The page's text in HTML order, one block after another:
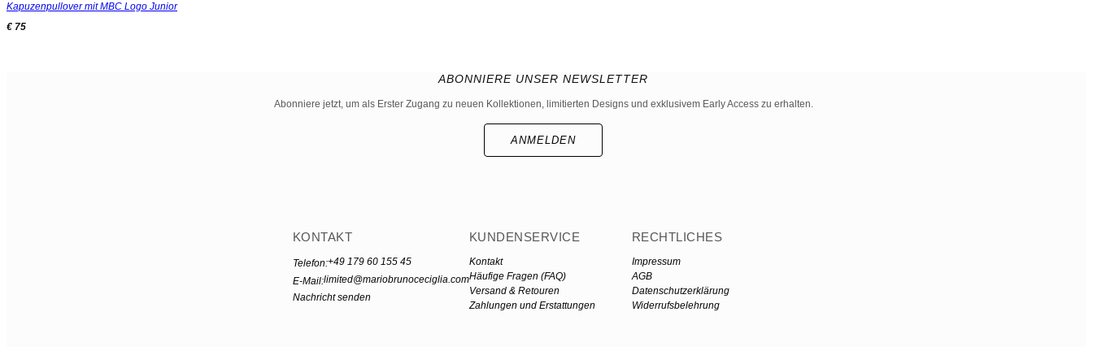
Kapuzenpullover mit MBC Logo Junior
€ 75
ABONNIERE UNSER NEWSLETTER
Abonniere jetzt, um als Erster Zugang zu neuen Kollektionen, limitierten Designs und exklusivem Early Access zu erhalten.
ANMELDEN
KONTAKT
Telefon:+49 179 60 155 45
E-Mail:limited@mariobrunoceciglia.com
Nachricht senden
KUNDENSERVICE
Kontakt
Häufige Fragen (FAQ)
Versand & Retouren
Zahlungen und Erstattungen
RECHTLICHES
Impressum
AGB
Datenschutzerklärung
Widerrufsbelehrung